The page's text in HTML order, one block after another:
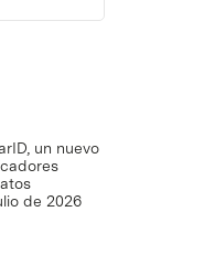
un nuevo
de 2026